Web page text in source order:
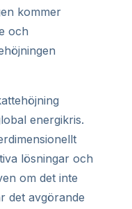
kommer
och
energikris.
lösningar och
om det inte
det avgörande